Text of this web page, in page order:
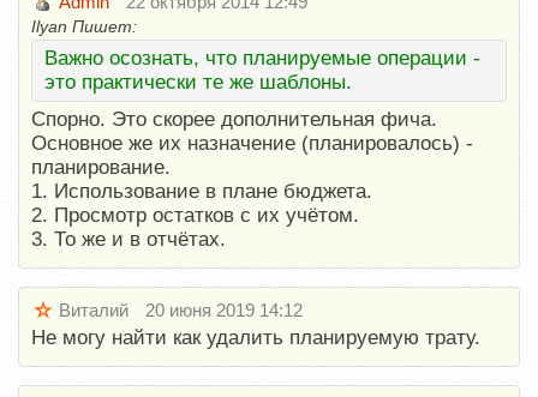
Ilyan Пишет:
Важно осознать, что планируемые операции -
это практически те же шаблоны.
Спорно. Это скорее дополнительная фича.
Основное же их назначение (планировалось) -
планирование.
1. Использование в плане бюджета.
2. Просмотр остатков с их учётом.
3. То же и в отчётах.
Виталий 20 июня 2019 14:12
Не могу найти как удалить планируемую трату.